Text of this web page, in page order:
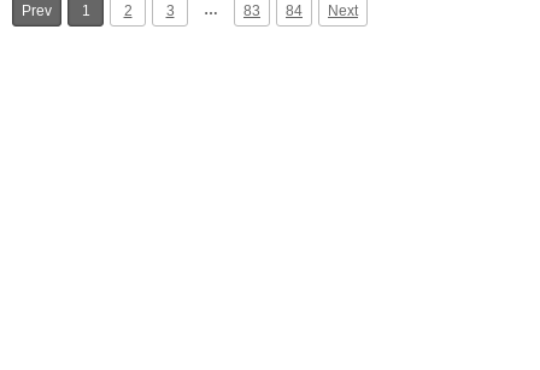
Prev 1 2 3 … 83 84 Next